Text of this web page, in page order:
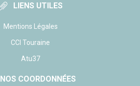
LIENS UTILES
Mentions Légales
CCI Touraine
Atu37
NOS COORDONNÉES